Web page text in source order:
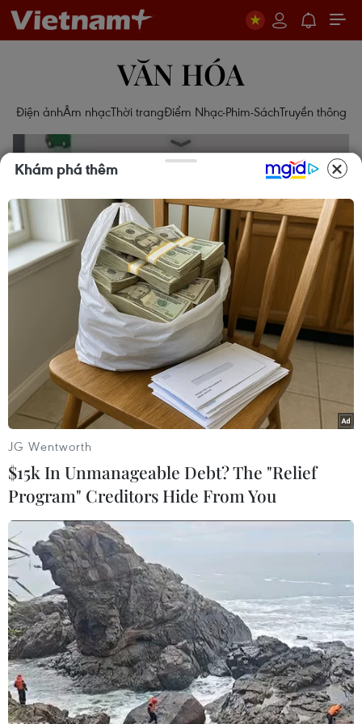
VĂN HÓA
Điện ảnhÂm nhạcThời trangĐiểm Nhạc-Phim-SáchTruyền thông
Video
Khám phá thêm
JG Wentworth
$15k In Unmanageable Debt? The "Relief
Program" Creditors Hide From You